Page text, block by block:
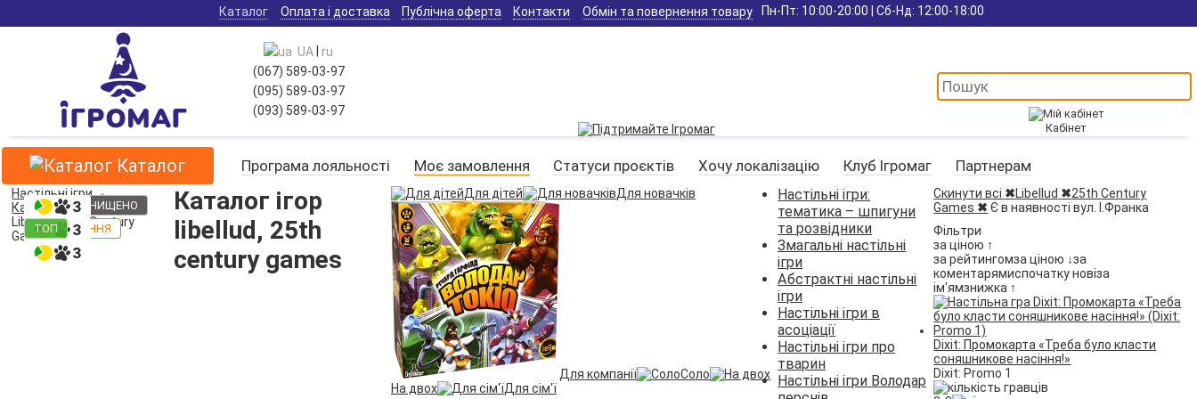
Каталог Оплата і доставка Публічна оферта Контакти Обмін та повернення товару Пн-Пт: 10:00-20:00 | Сб-Нд: 12:00-18:00
UA
ru
(067) 589-03-97
(095) 589-03-97
(093) 589-03-97
Кабінет
Каталог Програма лояльності Моє замовлення Статуси проєктів Хочу локалізацію Клуб Ігромаг Партнерам
Настільні ігри
Каталог ігор
Libellud, 25th Century
Games
Каталог ігор
libellud, 25th
century games
Для дітей Для новачків
Для компанії
Соло
На двох
Для сім'ї
Настільні ігри:
тематика – шпигуни
та розвідники
Змагальні настільні
ігри
Абстрактні настільні
ігри
Настільні ігри в
асоціації
Настільні ігри про
тварин
Настільні ігри Володар
Скинути всі ✖Libellud ✖25th Century
Games ✖ Є в наявності вул. І.Франка
Фільтри
за ціною ↑
за рейтингомза ціною ↓за
коментарямиспочатку новіза
ім'ямзнижка ↑
Dixit: Промокарта «Треба було класти
соняшникове насіння!»
Dixit: Promo 1
100% НА ЗСУ
100% НА ЗСУ
100% НА ЗСУ
ДОПОВНЕННЯ
ТОП
ДОПОВНЕННЯ
ТОП
ДОПОВНЕННЯ
ДОПОВНЕННЯ
ДОПОВНЕННЯ
ДОПОВНЕННЯ
ДОПОВНЕННЯ
ДОПОВНЕННЯ
ДОПОВНЕННЯ
НАКЛАД ЗНИЩЕНО
НАКЛАД ЗНИЩЕНО
ТОП
НАКЛАД ЗНИЩЕНО
ТОП